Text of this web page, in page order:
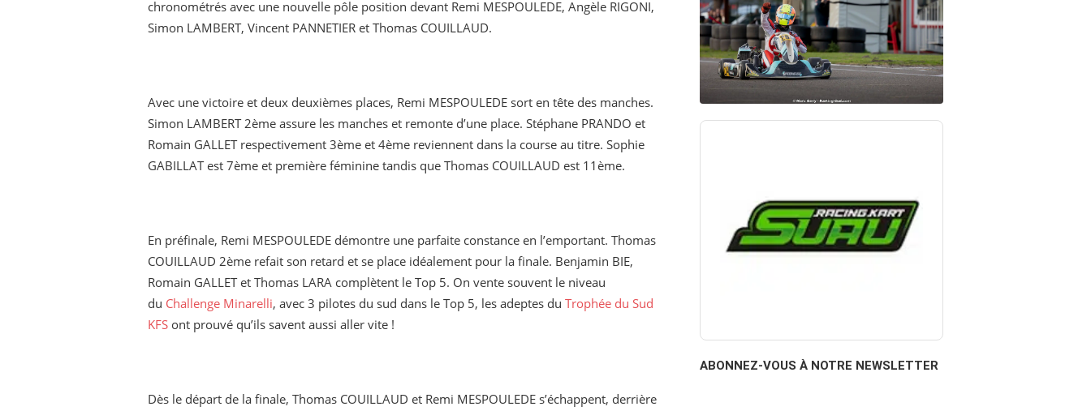
chronométrés avec une nouvelle pôle position devant Remi MESPOULEDE, Angèle RIGONI,
Simon LAMBERT, Vincent PANNETIER et Thomas COUILLAUD.
Avec une victoire et deux deuxièmes places, Remi MESPOULEDE sort en tête des manches.
Simon LAMBERT 2ème assure les manches et remonte d’une place. Stéphane PRANDO et
Romain GALLET respectivement 3ème et 4ème reviennent dans la course au titre. Sophie
GABILLAT est 7ème et première féminine tandis que Thomas COUILLAUD est 11ème.
En préfinale, Remi MESPOULEDE démontre une parfaite constance en l’emportant. Thomas
COUILLAUD 2ème refait son retard et se place idéalement pour la finale. Benjamin BIE,
Romain GALLET et Thomas LARA complètent le Top 5. On vente souvent le niveau
du Challenge Minarelli, avec 3 pilotes du sud dans le Top 5, les adeptes du Trophée du Sud
KFS ont prouvé qu’ils savent aussi aller vite !
Dès le départ de la finale, Thomas COUILLAUD et Remi MESPOULEDE s’échappent, derrière
ABONNEZ-VOUS À NOTRE NEWSLETTER